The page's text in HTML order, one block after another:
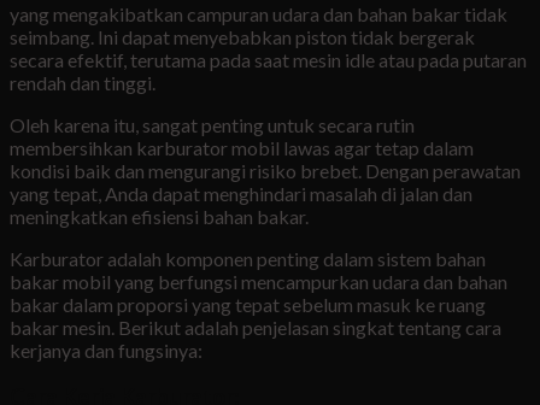
yang mengakibatkan campuran udara dan bahan bakar tidak
seimbang. Ini dapat menyebabkan piston tidak bergerak
secara efektif, terutama pada saat mesin idle atau pada putaran
rendah dan tinggi.
Oleh karena itu, sangat penting untuk secara rutin
membersihkan karburator mobil lawas agar tetap dalam
kondisi baik dan mengurangi risiko brebet. Dengan perawatan
yang tepat, Anda dapat menghindari masalah di jalan dan
meningkatkan efisiensi bahan bakar.
Karburator adalah komponen penting dalam sistem bahan
bakar mobil yang berfungsi mencampurkan udara dan bahan
bakar dalam proporsi yang tepat sebelum masuk ke ruang
bakar mesin. Berikut adalah penjelasan singkat tentang cara
kerjanya dan fungsinya: